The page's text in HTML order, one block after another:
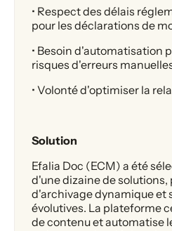
• Respect des délais
pour les déclarations de
• Besoin d'automatisation
risques d'erreurs
• Volonté d'optimiser la
Solution
Efalia Doc (ECM) a été
d'une dizaine de solutions,
d'archivage dynamique et
évolutives. La plateforme
de contenu et automatise